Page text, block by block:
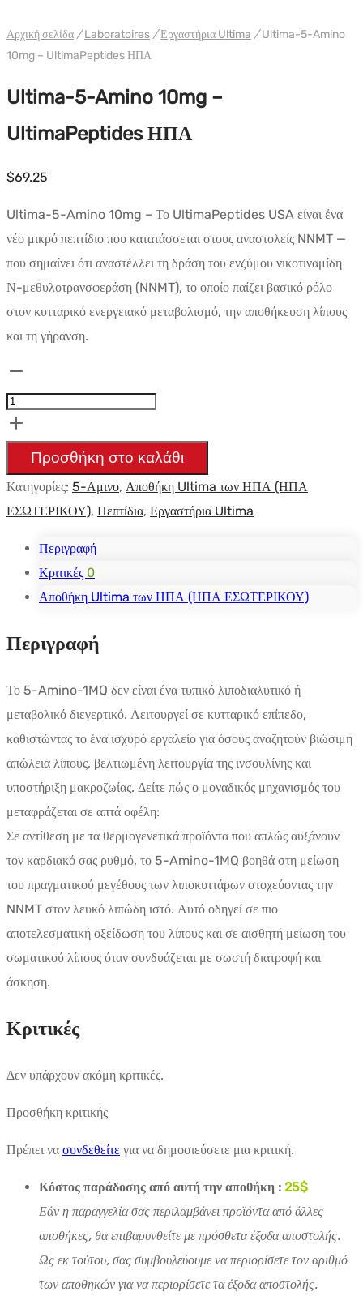
Αρχική σελίδα / Laboratoires /Εργαστήρια Ultima /Ultima-5-Amino
10mg – UltimaPeptides ΗΠΑ
Ultima-5-Amino 10mg –
UltimaPeptides ΗΠΑ
$69.25
Ultima-5-Amino 10mg – Το UltimaPeptides USA είναι ένα
νέο μικρό πεπτίδιο που κατατάσσεται στους αναστολείς NNMT —
που σημαίνει ότι αναστέλλει τη δράση του ενζύμου νικοτιναμίδη
Ν-μεθυλοτρανσφεράση (NNMT), το οποίο παίζει βασικό ρόλο
στον κυτταρικό ενεργειακό μεταβολισμό, την αποθήκευση λίπους
και τη γήρανση.
5-
10mg
-
UltimaPeptides
USA
ποσότητα
Προσθήκη στο καλάθι
Κατηγορίες: 5-Αμινο, Αποθήκη Ultima των ΗΠΑ (ΗΠΑ
ΕΣΩΤΕΡΙΚΟΥ), Πεπτίδια, Εργαστήρια Ultima
Περιγραφή
Κριτικές 0
Αποθήκη Ultima των ΗΠΑ (ΗΠΑ ΕΣΩΤΕΡΙΚΟΥ)
Περιγραφή
Το 5-Amino-1MQ δεν είναι ένα τυπικό λιποδιαλυτικό ή
μεταβολικό διεγερτικό. Λειτουργεί σε κυτταρικό επίπεδο,
καθιστώντας το ένα ισχυρό εργαλείο για όσους αναζητούν βιώσιμη
απώλεια λίπους, βελτιωμένη λειτουργία της ινσουλίνης και
υποστήριξη μακροζωίας. Δείτε πώς ο μοναδικός μηχανισμός του
μεταφράζεται σε απτά οφέλη:
Σε αντίθεση με τα θερμογενετικά προϊόντα που απλώς αυξάνουν
τον καρδιακό σας ρυθμό, το 5-Amino-1MQ βοηθά στη μείωση
του πραγματικού μεγέθους των λιποκυττάρων στοχεύοντας την
NNMT στον λευκό λιπώδη ιστό. Αυτό οδηγεί σε πιο
αποτελεσματική οξείδωση του λίπους και σε αισθητή μείωση του
σωματικού λίπους όταν συνδυάζεται με σωστή διατροφή και
άσκηση.
Κριτικές
Δεν υπάρχουν ακόμη κριτικές.
Προσθήκη κριτικής
Πρέπει να συνδεθείτε για να δημοσιεύσετε μια κριτική.
Κόστος παράδοσης από αυτή την αποθήκη : 25$
Εάν η παραγγελία σας περιλαμβάνει προϊόντα από άλλες
αποθήκες, θα επιβαρυνθείτε με πρόσθετα έξοδα αποστολής.
Ως εκ τούτου, σας συμβουλεύουμε να περιορίσετε τον αριθμό
των αποθηκών για να περιορίσετε τα έξοδα αποστολής.